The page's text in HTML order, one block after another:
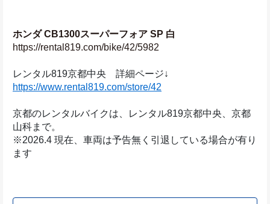
ホンダ CB1300スーパーフォア SP 白
https://rental819.com/bike/42/5982
レンタル819京都中央　詳細ページ↓
https://www.rental819.com/store/42
京都のレンタルバイクは、レンタル819京都中央、京都
山科まで。
※2026.4 現在、車両は予告無く引退している場合が有り
ます